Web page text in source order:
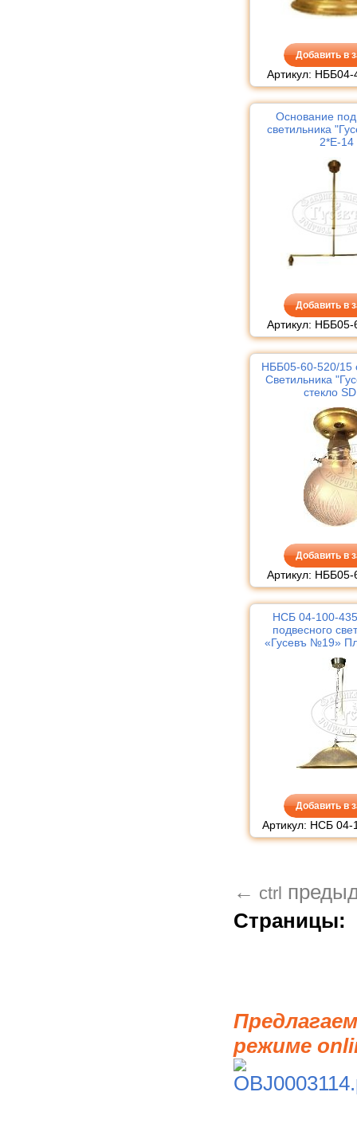
Добавить в
Артикул: НББ04-
Основание
светильника
2*Е-14
Добавить в
Артикул: НББ05-
НББ05-60-520/15
Светильника
стекло
Добавить в
Артикул: НББ05-
НСБ 04-100-
подвесного
«Гусевъ №19»
Добавить в
Артикул: НСБ 04-
← ctrl
Страницы:
режиме